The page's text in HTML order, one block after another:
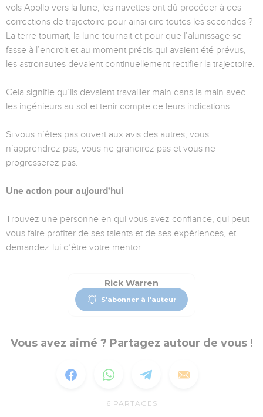
vols Apollo vers la lune, les navettes ont dû procéder à des
corrections de trajectoire pour ainsi dire toutes les secondes ?
La terre tournait, la lune tournait et pour que l’alunissage se
fasse à l’endroit et au moment précis qui avaient été prévus,
les astronautes devaient continuellement rectifier la trajectoire.
Cela signifie qu’ils devaient travailler main dans la main avec
les ingénieurs au sol et tenir compte de leurs indications.
Si vous n’êtes pas ouvert aux avis des autres, vous
n’apprendrez pas, vous ne grandirez pas et vous ne
progresserez pas.
Une action pour aujourd'hui
Trouvez une personne en qui vous avez confiance, qui peut
vous faire profiter de ses talents et de ses expériences, et
demandez-lui d’être votre mentor.
Rick Warren
S'abonner à l'auteur
Vous avez aimé ? Partagez autour de vous !
6 PARTAGES